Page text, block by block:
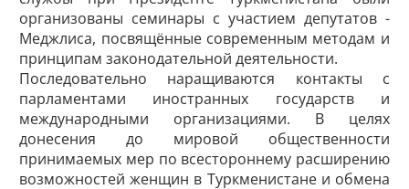
организованы семинары с участием депутатов ­
Меджлиса, посвящённые современным методам и
принципам законодательной деятельности.
Последовательно наращиваются контакты с
парламентами иностранных государств и
международными организациями. В целях
донесения до мировой общественности
принимаемых мер по всестороннему расширению
возможностей женщин в Туркменистане и обмена